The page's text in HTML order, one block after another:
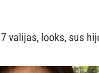
valijas, looks, sus